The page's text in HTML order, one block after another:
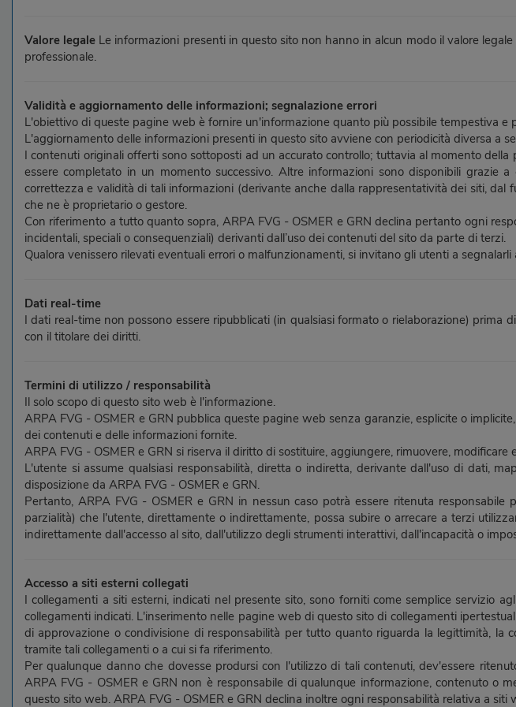
Valore legale Le informazioni presenti in questo sito non hanno in alcun modo il valore
professionale.
Validità e aggiornamento delle informazioni; segnalazione errori
L'obiettivo di queste pagine web è fornire un'informazione quanto più possibile tempestiva e
L'aggiornamento delle informazioni presenti in questo sito avviene con periodicità diversa a
I contenuti originali offerti sono sottoposti ad un accurato controllo; tuttavia al momento
essere completato in un momento successivo. Altre informazioni sono disponibili grazie
correttezza e validità di tali informazioni (derivante anche dalla rappresentatività dei siti,
che ne è proprietario o gestore.
Con riferimento a tutto quanto sopra, ARPA FVG - OSMER e GRN declina pertanto ogni
incidentali, speciali o consequenziali) derivanti dall’uso dei contenuti del sito da parte di terzi.
Qualora venissero rilevati eventuali errori o malfunzionamenti, si invitano gli utenti a
Dati real-time
I dati real-time non possono essere ripubblicati (in qualsiasi formato o rielaborazione)
con il titolare dei diritti.
Termini di utilizzo / responsabilità
Il solo scopo di questo sito web è l'informazione.
ARPA FVG - OSMER e GRN pubblica queste pagine web senza garanzie, esplicite o
dei contenuti e delle informazioni fornite.
ARPA FVG - OSMER e GRN si riserva il diritto di sostituire, aggiungere, rimuovere,
L'utente si assume qualsiasi responsabilità, diretta o indiretta, derivante dall'uso di dati,
disposizione da ARPA FVG - OSMER e GRN.
Pertanto, ARPA FVG - OSMER e GRN in nessun caso potrà essere ritenuta
parzialità) che l'utente, direttamente o indirettamente, possa subire o arrecare a terzi
indirettamente dall'accesso al sito, dall'utilizzo degli strumenti interattivi, dall'incapacità o
Accesso a siti esterni collegati
I collegamenti a siti esterni, indicati nel presente sito, sono forniti come semplice servizio
collegamenti indicati. L'inserimento nelle pagine web di questo sito di collegamenti
di approvazione o condivisione di responsabilità per tutto quanto riguarda la legittimità,
tramite tali collegamenti o a cui si fa riferimento.
Per qualunque danno che dovesse prodursi con l'utilizzo di tali contenuti, dev'essere
ARPA FVG - OSMER e GRN non è responsabile di qualunque informazione, contenuto o
questo sito web. ARPA FVG - OSMER e GRN declina inoltre ogni responsabilità relativa a